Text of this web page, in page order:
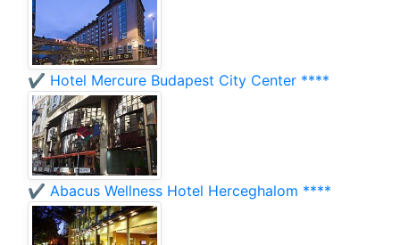
✔️ Hotel Mercure Budapest City Center ****
✔️ Abacus Wellness Hotel Herceghalom ****